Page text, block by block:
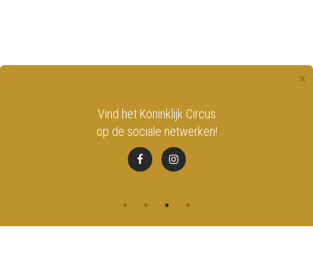
×
Vind het Koninklijk Circus
op de sociale netwerken!